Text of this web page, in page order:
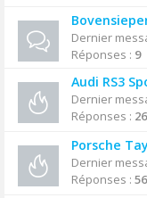
Dernier
Réponses : 9
Audi RS3
Dernier
Réponses :
Porsche
Dernier
Réponses :